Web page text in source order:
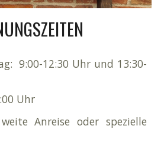
9:00-12:30 Uhr und 13:30-
Uhr
Anreise oder spezielle